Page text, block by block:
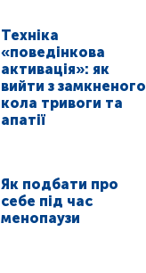
Техніка
«поведінкова
активація»: як
вийти з замкненого
кола тривоги та
апатії
Як подбати про
себе під час
менопаузи